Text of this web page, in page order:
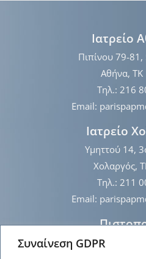
Συναίνεση GDPR
Ιατρείο
Πιπίνου 79-
Αθήνα, ΤΚ
Τηλ.: 216
Email:
Ιατρείο
Υμηττού 14,
Χολαργός,
Τηλ.: 211
Email: